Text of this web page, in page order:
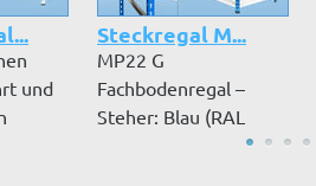
und
Steckregal M...
MP22 G
Fachbodenregal –
Steher: Blau (RAL
5019) und Auflagen: